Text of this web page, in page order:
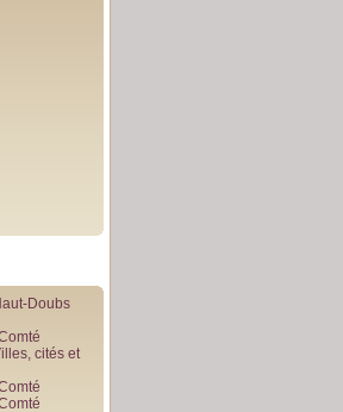
Doubs
cités et